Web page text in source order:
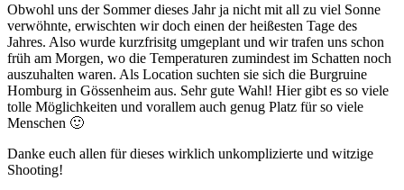
Obwohl uns der Sommer dieses Jahr ja nicht mit all zu viel Sonne
verwöhnte, erwischten wir doch einen der heißesten Tage des
Jahres. Also wurde kurzfrisitg umgeplant und wir trafen uns schon
früh am Morgen, wo die Temperaturen zumindest im Schatten noch
auszuhalten waren. Als Location suchten sie sich die Burgruine
Homburg in Gössenheim aus. Sehr gute Wahl! Hier gibt es so viele
tolle Möglichkeiten und vorallem auch genug Platz für so viele
Menschen 🙂
Danke euch allen für dieses wirklich unkomplizierte und witzige
Shooting!